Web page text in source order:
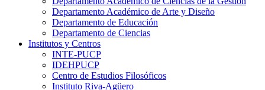
Departamento Académico de Arte y Diseño
Departamento de Educación
Departamento de Ciencias
Institutos y Centros
INTE-PUCP
IDEHPUCP
Centro de Estudios Filosóficos
Instituto Riva-Agüero